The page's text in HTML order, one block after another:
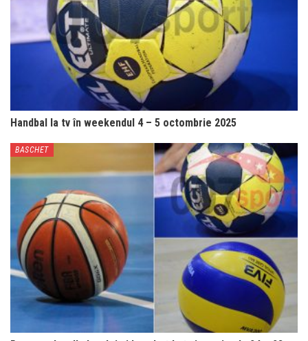
Handbal la tv în weekendul 4 – 5 octombrie 2025
BASCHET